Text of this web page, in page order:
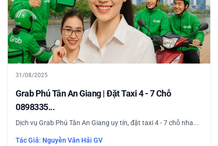
31/08/2025
Grab Phú Tân An Giang | Đặt Taxi 4 - 7 Chỗ
0898335...
Dịch vụ Grab Phú Tân An Giang uy tín, đặt taxi 4 - 7 chỗ nha...
Tác Giả: Nguyễn Văn Hải GV